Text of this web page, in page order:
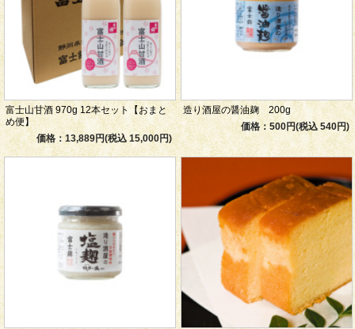
富士山甘酒 970g 12本セット【おまと
め便】
価格：13,889円(税込 15,000円)
造り酒屋の醤油麹 200g
価格：500円(税込 540円)